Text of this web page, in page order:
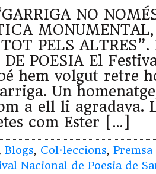
NO
PELS ALTRES”.
POESIA El
hem volgut retre
Un
a ell li agradava.
com Ester […]
Blogs, Col·leccions, Premsa
Nacional de Poesia de